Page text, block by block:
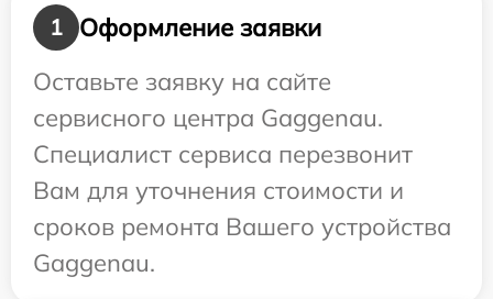
1
Оформление заявки
Оставьте заявку на сайте
сервисного центра Gaggenau.
Специалист сервиса перезвонит
Вам для уточнения стоимости и
сроков ремонта Вашего устройства
Gaggenau.